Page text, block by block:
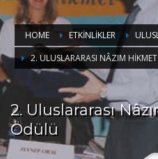
HOME ETKINLIKLER
2. ULUSLARARASI NÂZIM
2. Uluslararası
Ödülü